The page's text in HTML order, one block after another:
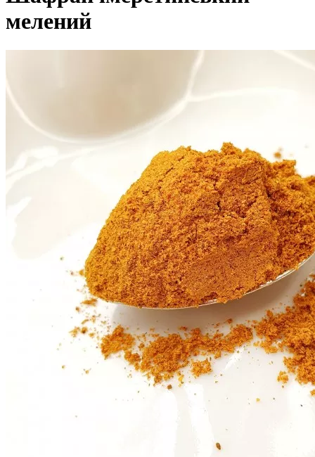
мелений